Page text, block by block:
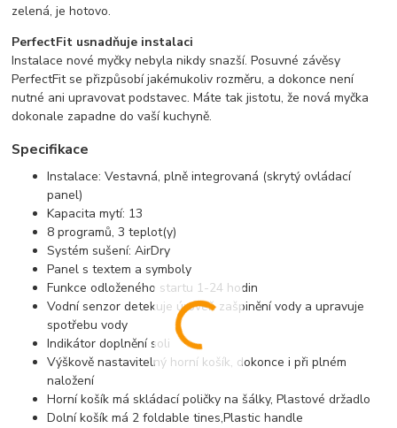
zelená, je hotovo.
PerfectFit usnadňuje instalaci
Instalace nové myčky nebyla nikdy snazší. Posuvné závěsy
PerfectFit se přizpůsobí jakémukoliv rozměru, a dokonce není
nutné ani upravovat podstavec. Máte tak jistotu, že nová myčka
dokonale zapadne do vaší kuchyně.
Specifikace
Instalace: Vestavná, plně integrovaná (skrytý ovládací
panel)
Kapacita mytí: 13
8 programů, 3 teplot(y)
Systém sušení: AirDry
Panel s textem a symboly
Funkce odloženého startu 1-24 hodin
Vodní senzor detekuje úroveň zašpinění vody a upravuje
spotřebu vody
Indikátor doplnění soli
Výškově nastavitelný horní košík, dokonce i při plném
naložení
Horní košík má skládací poličky na šálky, Plastové držadlo
Dolní košík má 2 foldable tines,Plastic handle